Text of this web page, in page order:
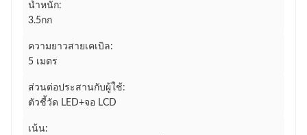
น้ำหนัก:
3.5กก
ความยาวสายเคเบิล:
5 เมตร
ส่วนต่อประสานกับผู้ใช้:
ตัวชี้วัด LED+จอ LCD
เน้น: